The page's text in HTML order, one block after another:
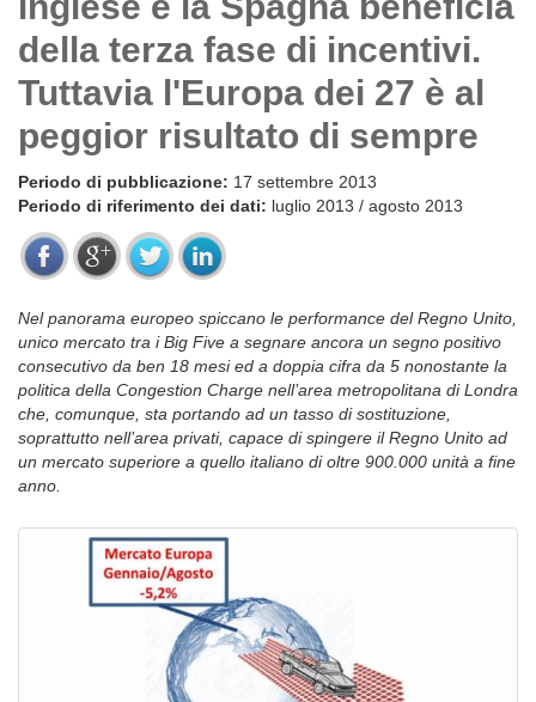
della terza fase di incentivi.
Tuttavia l'Europa dei 27 è al
peggior risultato di sempre
Periodo di pubblicazione: 17 settembre 2013
Periodo di riferimento dei dati: luglio 2013 / agosto 2013
Nel panorama europeo spiccano le performance del Regno Unito,
unico mercato tra i Big Five a segnare ancora un segno positivo
consecutivo da ben 18 mesi ed a doppia cifra da 5 nonostante la
politica della Congestion Charge nell’area metropolitana di Londra
che, comunque, sta portando ad un tasso di sostituzione,
soprattutto nell’area privati, capace di spingere il Regno Unito ad
un mercato superiore a quello italiano di oltre 900.000 unità a fine
anno.